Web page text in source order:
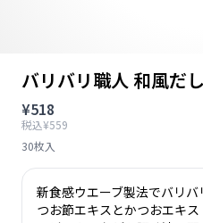
バリバリ職人 和風だ
¥518
税込¥559
30枚入
新食感ウエーブ製法でバリ
つお節エキスとかつおエキ